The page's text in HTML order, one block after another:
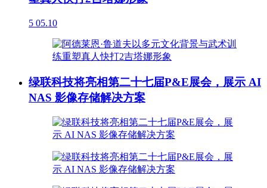
5 05.10
绿联科技将亮相第二十七届P&E展会，展示 AI
NAS 影像存储解决方案